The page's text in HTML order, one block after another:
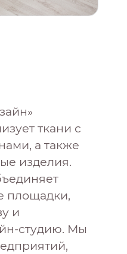
ткани с
а также
изделия.
площадки,
и
студию. Мы